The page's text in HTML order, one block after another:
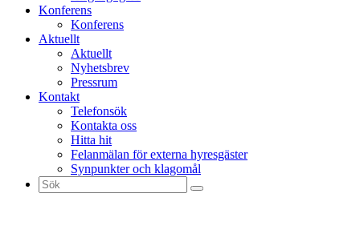
Konferens
Konferens
Aktuellt
Aktuellt
Nyhetsbrev
Pressrum
Kontakt
Telefonsök
Kontakta oss
Hitta hit
Felanmälan för externa hyresgäster
Synpunkter och klagomål
Sök
efter: